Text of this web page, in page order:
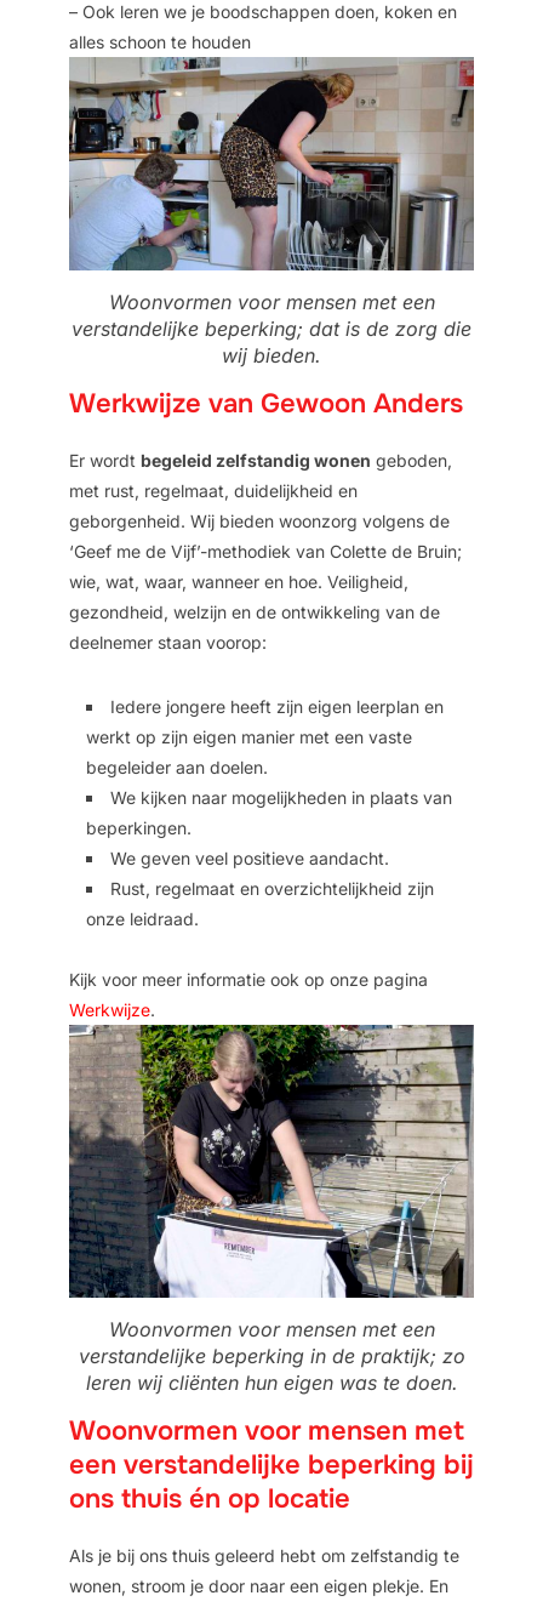
– Ook leren we je boodschappen doen, koken en
alles schoon te houden
Woonvormen voor mensen met een
verstandelijke beperking; dat is de zorg die
wij bieden.
Werkwijze van Gewoon Anders
Er wordt begeleid zelfstandig wonen geboden,
met rust, regelmaat, duidelijkheid en
geborgenheid. Wij bieden woonzorg volgens de
‘Geef me de Vijf’-methodiek van Colette de Bruin;
wie, wat, waar, wanneer en hoe. Veiligheid,
gezondheid, welzijn en de ontwikkeling van de
deelnemer staan voorop:
Iedere jongere heeft zijn eigen leerplan en
werkt op zijn eigen manier met een vaste
begeleider aan doelen.
We kijken naar mogelijkheden in plaats van
beperkingen.
We geven veel positieve aandacht.
Rust, regelmaat en overzichtelijkheid zijn
onze leidraad.
Kijk voor meer informatie ook op onze pagina
Werkwijze.
Woonvormen voor mensen met een
verstandelijke beperking in de praktijk; zo
leren wij cliënten hun eigen was te doen.
Woonvormen voor mensen met
een verstandelijke beperking bij
ons thuis én op locatie
Als je bij ons thuis geleerd hebt om zelfstandig te
wonen, stroom je door naar een eigen plekje. En